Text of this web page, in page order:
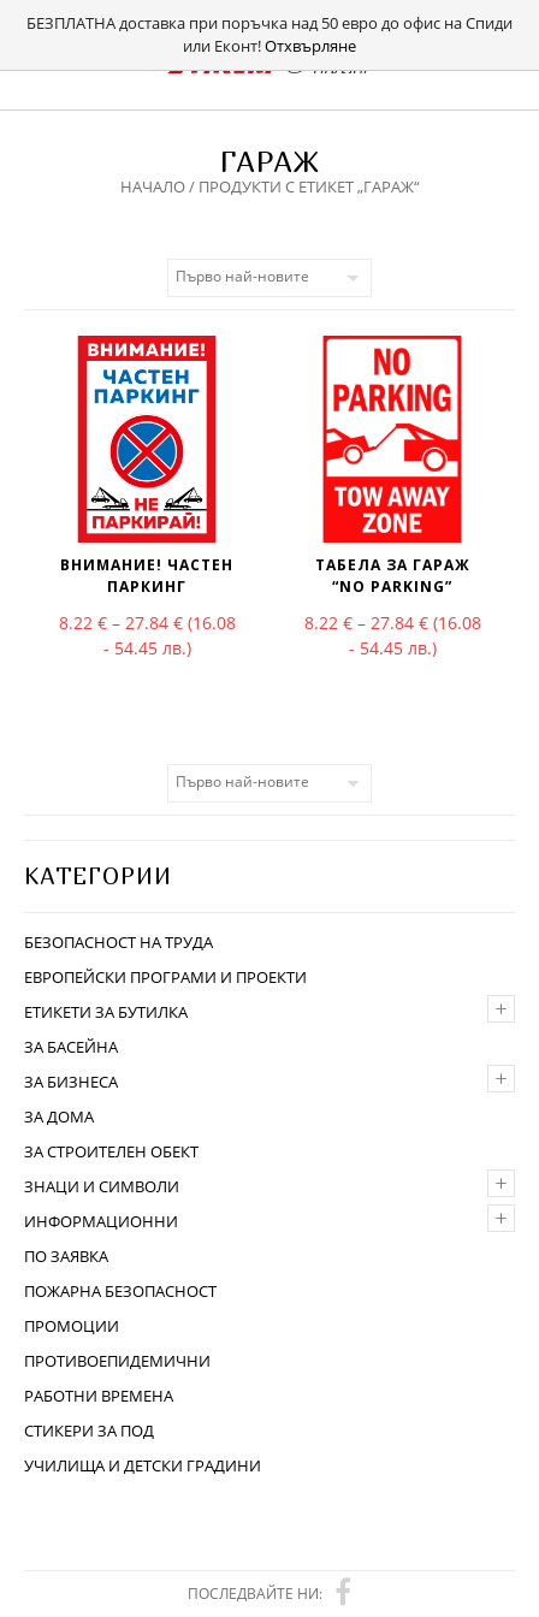
БЕЗПЛАТНА доставка при поръчка над 50 евро до офис на Спиди
или Еконт!Отхвърляне
ГАРАЖ
НАЧАЛО/ ПРОДУКТИ С ЕТИКЕТ „ГАРАЖ“
КАТЕГОРИИ
БЕЗОПАСНОСТ НА ТРУДА
ЕВРОПЕЙСКИ ПРОГРАМИ И ПРОЕКТИ
+
ЕТИКЕТИ ЗА БУТИЛКА
ЗА БАСЕЙНА
+
ЗА БИЗНЕСА
ЗА ДОМА
ЗА СТРОИТЕЛЕН ОБЕКТ
+
ЗНАЦИ И СИМВОЛИ
+
ИНФОРМАЦИОННИ
ПО ЗАЯВКА
ПОЖАРНА БЕЗОПАСНОСТ
ПРОМОЦИИ
ПРОТИВОЕПИДЕМИЧНИ
РАБОТНИ ВРЕМЕНА
СТИКЕРИ ЗА ПОД
УЧИЛИЩА И ДЕТСКИ ГРАДИНИ
ВНИМАНИЕ! ЧАСТЕН
ПАРКИНГ
8.22 € – 27.84 €Price range: 8.22 € through 27.84 €
(16.08
- 54.45 лв.)
ТАБЕЛА ЗА ГАРАЖ
“NO PARKING”
8.22 € – 27.84 €Price range:
(16.08
- 54.45 лв.)
ПОСЛЕДВАЙТЕ НИ: